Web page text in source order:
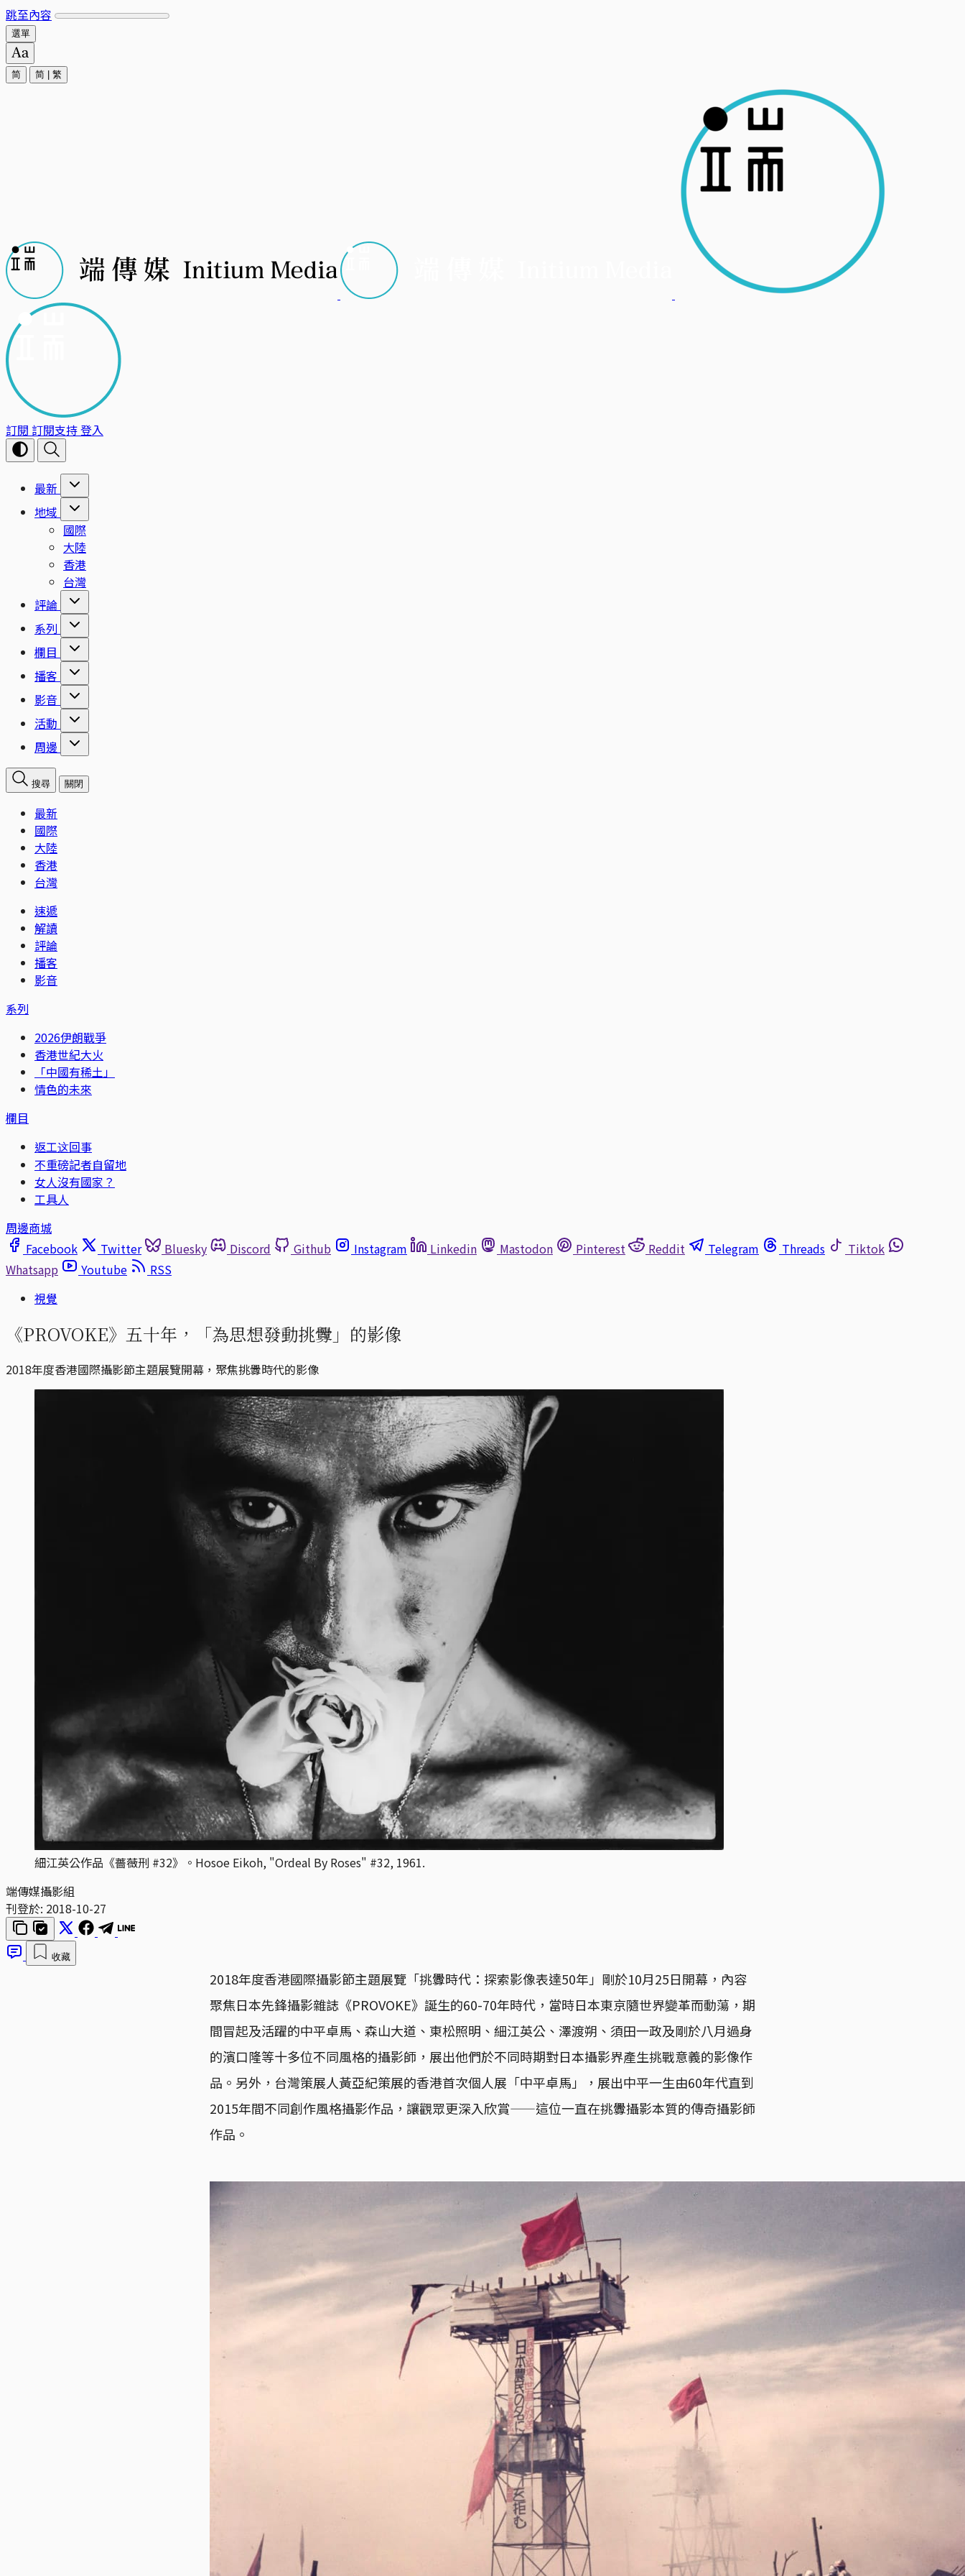
跳至內容
選單
简 简 繁
訂閱 訂閱支持登入
最新
地域
國際
大陸
香港
台灣
評論
系列
欄目
播客
影音
活動
周邊
搜尋 關閉
最新
國際
大陸
香港
台灣
速遞
解讀
評論
播客
影音
系列
2026伊朗戰爭
香港世紀大火
「中國有稀土」
情色的未來
欄目
返工这回事
不重磅記者自留地
女人沒有國家？
工具人
周邊商城
Facebook
Twitter Bluesky Discord Github Instagram Linkedin Mastodon Pinterest Reddit Telegram Threads
Tiktok
Whatsapp
Youtube
RSS
視覺
《PROVOKE》五十年，「為思想發動挑釁」的影像
2018年度香港國際攝影節主題展覽開幕，聚焦挑釁時代的影像
細江英公作品《薔薇刑 #32》。Hosoe Eikoh, "Ordeal By Roses" #32, 1961.
端傳媒攝影組
刊登於: 2018-10-27
收藏
2018年度香港國際攝影節主題展覽「挑釁時代：探索影像表達50年」剛於10月25日開幕，內容
聚焦日本先鋒攝影雜誌《PROVOKE》誕生的60-70年時代，當時日本東京隨世界變革而動蕩，期
間冒起及活躍的中平卓馬、森山大道、東松照明、細江英公、澤渡朔、須田一政及剛於八月過身
的濱口隆等十多位不同風格的攝影師，展出他們於不同時期對日本攝影界產生挑戰意義的影像作
品。另外，台灣策展人黃亞紀策展的香港首次個人展「中平卓馬」，展出中平一生由60年代直到
2015年間不同創作風格攝影作品，讓觀眾更深入欣賞——這位一直在挑釁攝影本質的傳奇攝影師
作品。